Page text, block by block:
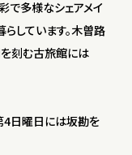
で多様なシェアメイ
しています。木曽路
刻む古旅館には
4日曜日には坂勘を